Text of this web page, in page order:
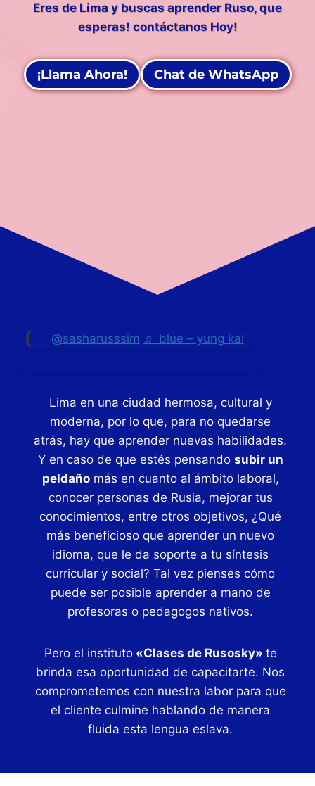
Eres de Lima y buscas aprender Ruso, que
esperas! contáctanos Hoy!
¡Llama Ahora! Chat de WhatsApp
@sasharusssim ♬ blue – yung kai
Lima en una ciudad hermosa, cultural y
moderna, por lo que, para no quedarse
atrás, hay que aprender nuevas habilidades.
Y en caso de que estés pensando subir un
peldañomás en cuanto al ámbito laboral,
conocer personas de Rusia, mejorar tus
conocimientos, entre otros objetivos, ¿Qué
más beneficioso que aprender un nuevo
idioma, que le da soporte a tu síntesis
curricular y social? Tal vez pienses cómo
puede ser posible aprender a mano de
profesoras o pedagogos nativos.
Pero el instituto«Clases de Rusosky» te
brinda esa oportunidad de capacitarte. Nos
comprometemos con nuestra labor para que
el cliente culmine hablando de manera
fluida esta lengua eslava.